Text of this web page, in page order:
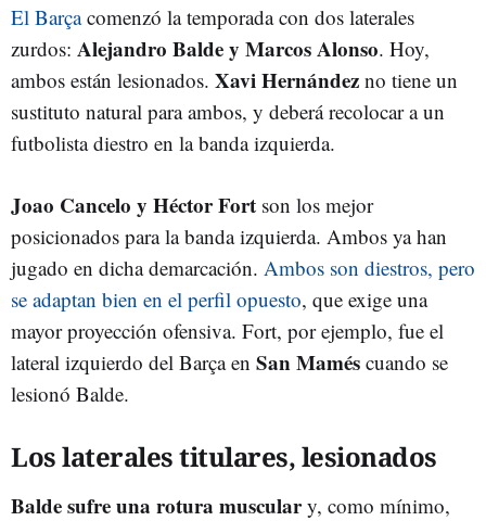
El Barçacomenzó la temporada con dos laterales
zurdos: Alejandro Balde y Marcos Alonso. Hoy,
ambos están lesionados. Xavi Hernández no tiene un
sustituto natural para ambos, y deberá recolocar a un
futbolista diestro en la banda izquierda.
Joao Cancelo y Héctor Fort son los mejor
posicionados para la banda izquierda. Ambos ya han
jugado en dicha demarcación. Ambos son diestros, pero
se adaptan bien en el perfil opuesto, que exige una
mayor proyección ofensiva. Fort, por ejemplo, fue el
lateral izquierdo del Barça en San Mamés cuando se
lesionó Balde.
Los laterales titulares, lesionados
Balde sufre una rotura musculary, como mínimo,